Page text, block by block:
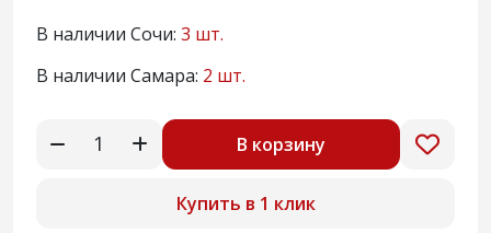
В наличии Сочи: 3 шт.
В наличии Самара: 2 шт.
В корзину
Купить в 1 клик